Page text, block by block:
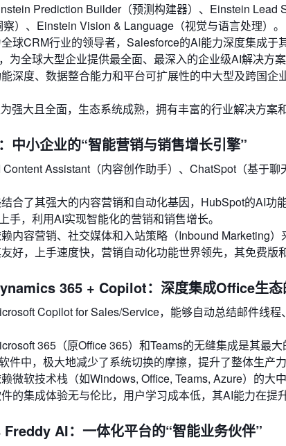
Prediction Builder（预测构建器）、Einstein Lead
）、Einstein Vision & Language（视觉与语言处理）。
球CRM行业的领导者，Salesforce的AI能力深度集成
为全球大型企业提供最全面、最深入的企业级AI解决方案
深度、数据整合能力和平台可扩展性的中大型及跨国
强大且全面，生态系统成熟，拥有丰富的行业解决方案
中小企业的“智能营销与销售增长引擎”
Content Assistant（内容创作助手）、ChatSpot（基于
合了其强大的内容营销和自动化基因，HubSpot的AI功
手，利用AI实现智能化的营销和销售增长。
内容营销、社交媒体和入站策略（Inbound Marketing
好，上手速度快，营销自动化功能世界领先，其免费版
365 + Copilot：深度集成Office生态
Copilot for Sales/Service，能够自动总结邮件线
365（原Office 365）和Teams的无缝集成是其最
件中，极大地减少了系统切换的摩擦，提升了整体生产力
微软技术栈（如Windows, Office, Teams, Azure）的大中
的集成体验无与伦比，用户学习成本低，其AI能力在提
AI：一体化平台的“智能业务伙伴”